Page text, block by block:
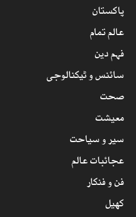
پاکستان
عالم تمام
فہم دین
سائنس و ٹیکنالوجی
صحت
معیشت
سیر و سیاحت
عجائبات عالم
فن و فنکار
کھیل